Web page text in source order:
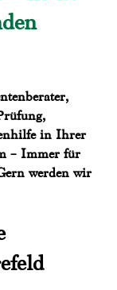
in Ihrer
– Immer für
werden wir